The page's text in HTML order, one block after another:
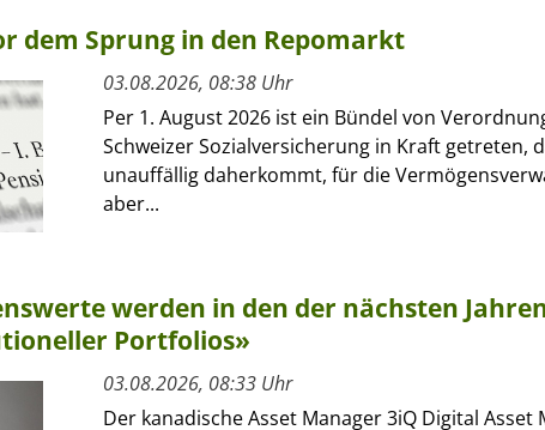
dem Sprung in den Repomarkt
03.08.2026, 08:38 Uhr
Per 1. August 2026 ist ein Bündel von
Schweizer Sozialversicherung in Kraft getreten,
unauffällig daherkommt, für die
aber...
werden in den der nächsten
Portfolios»
03.08.2026, 08:33 Uhr
Der kanadische Asset Manager 3iQ Digital